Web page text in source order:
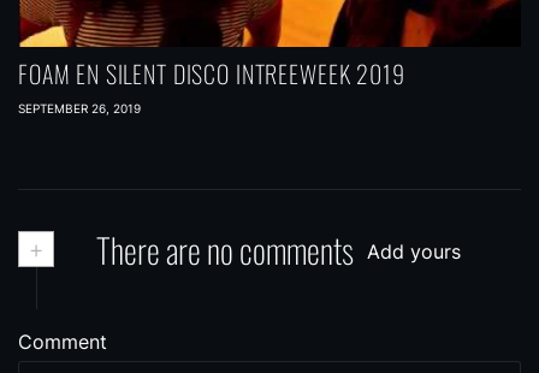
FOAM EN SILENT DISCO INTREEWEEK 2019
SEPTEMBER 26, 2019
+ There are no comments Add yours
Comment